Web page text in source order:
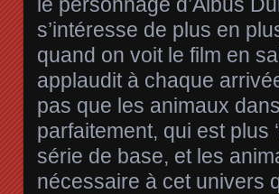
s’intéresse de plus en
quand on voit le film en
applaudit à chaque
pas que les animaux
parfaitement, qui est plus
série de base, et les
nécessaire à cet univers